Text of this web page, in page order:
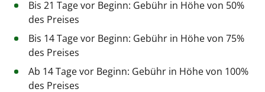
Bis 21 Tage vor Beginn: Gebühr in Höhe von 50%
des Preises
Bis 14 Tage vor Beginn: Gebühr in Höhe von 75%
des Preises
Ab 14 Tage vor Beginn: Gebühr in Höhe von 100%
des Preises